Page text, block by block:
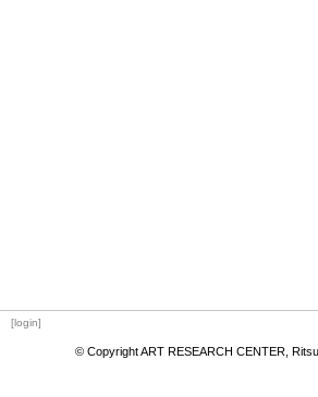
[login]
© Copyright ART RESEARCH CENTER,